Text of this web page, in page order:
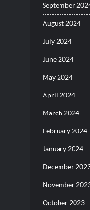
September
August 2024
July 2024
June 2024
May 2024
April 2024
March 2024
February 2024
January 2024
December
November
October 2023